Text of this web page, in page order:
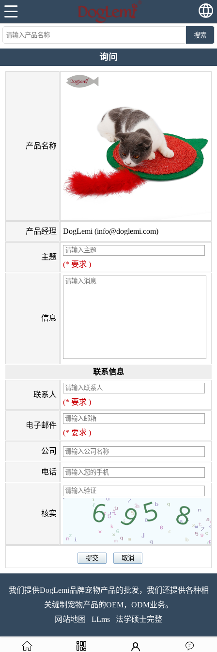
搜索
询问
产品名称
产品经理 DogLemi (info@doglemi.com)
主题
(* 要求 )
信息
联系信息
联系人
(* 要求 )
电子邮件
(* 要求 )
公司
电话
核实
我们提供DogLemi品牌宠物产品的批发，我们还提供各种相
关缝制宠物产品的OEM，ODM业务。
网站地图
LLms 法学硕士完整